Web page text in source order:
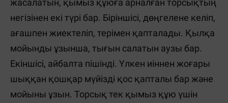
жасалатын, қымыз құюға арналған торсықтың
негізінен екі түрі бар. Біріншісі, дөңгелене келіп,
ағашпен жиектеліп, терімен қапталады. Қылқа
мойынды ұзынша, тығын салатын аузы бар.
Екіншісі, айбалта пішінді. Үлкен иіннен жоғары
шыққан қошқар мүйізді қос қапталы бар және
мойыны ұзын. Торсық тек қымыз құю үшін